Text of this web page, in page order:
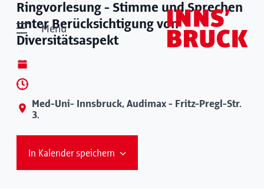
Menü
Ringvorlesung - Stimme und Sprechen
unter Berücksichtigung von
Diversitätsaspekt
Med-Uni- Innsbruck, Audimax - Fritz-Pregl-Str.
3.
In Kalender speichern